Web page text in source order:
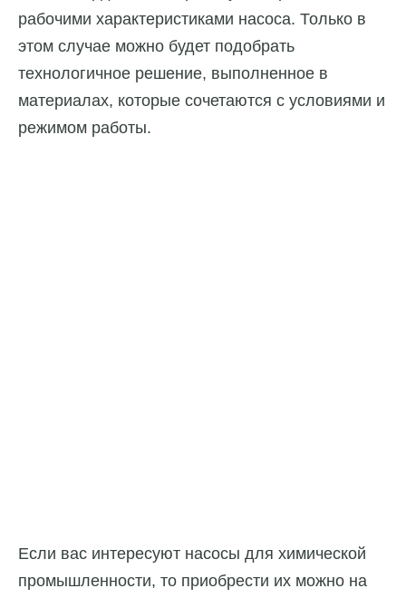
рабочими характеристиками насоса. Только в
этом случае можно будет подобрать
технологичное решение, выполненное в
материалах, которые сочетаются с условиями и
режимом работы.
Если вас интересуют насосы для химической
промышленности, то приобрести их можно на